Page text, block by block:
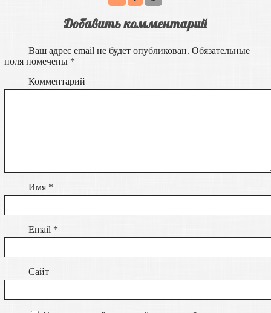
Добавить комментарий
Ваш адрес email не будет опубликован. Обязательные
поля помечены *
Комментарий
Имя *
Email *
Сайт